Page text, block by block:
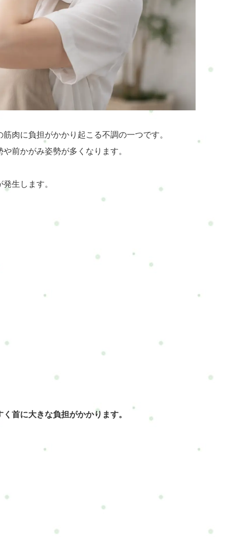
肉に負担がかかり起こる不調の一つです。
前かがみ姿勢が多くなります。
生します。
首に大きな負担がかかります。